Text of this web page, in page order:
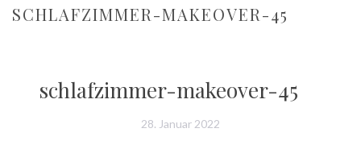
SCHLAFZIMMER-MAKEOVER-45
schlafzimmer-makeover-45
28. Januar 2022